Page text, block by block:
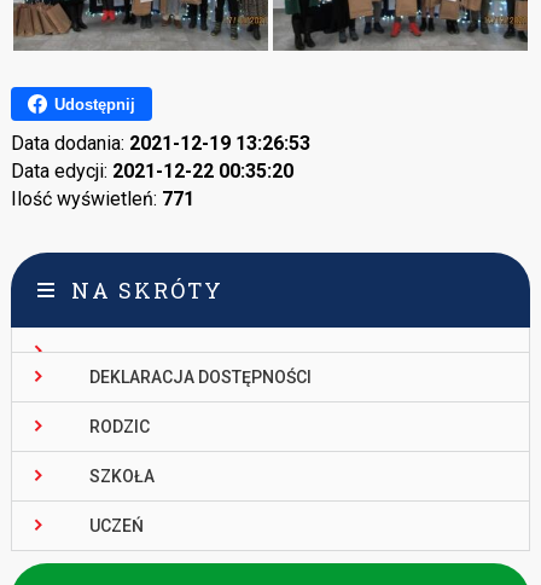
Udostępnij
Data dodania: 2021-12-19 13:26:53
Data edycji: 2021-12-22 00:35:20
Ilość wyświetleń: 771
NA SKRÓTY
DEKLARACJA DOSTĘPNOŚCI
RODZIC
SZKOŁA
UCZEŃ